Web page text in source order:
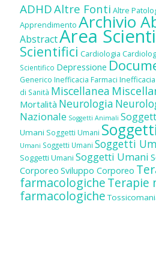
ADHDAltre Fonti Altre
Apprendimento Archivio
AbstractArea
Scientifici Cardiologia
Scientifico Depressione
Generico Inefficacia Farmaci
di Sanità Miscellanea
Mortalità Neurologia
Nazionale Soggetti Animali
Umani Soggetti Umani
Umani Soggetti Umani Soggetti
Soggetti Umani Soggetti Umani
Corporeo Sviluppo Corporeo
farmacologicheTerapie
farmacologiche